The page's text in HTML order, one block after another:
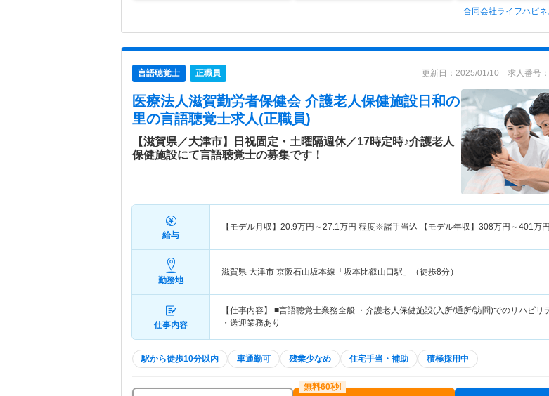
合同会社ライフハピ
言語聴覚士 正職員 更新日：2025/01/10 求人番号
医療法人滋賀勤労者保健会 介護老人保健施設日和の
里の言語聴覚士求人(正職員)
【滋賀県／大津市】日祝固定・土曜隔週休／17時定時♪介護老人
保健施設にて言語聴覚士の募集です！
給与
【モデル月収】 20.9万円～27.1万円 程度※諸手当込 【モデル年収】 308万円～401万円
勤務地
滋賀県 大津市 京阪石山坂本線「坂本比叡山口駅」（徒歩8分）
仕事内容
【仕事内容】 ■言語聴覚士業務全般 ・介護老人保健施設(入所/通所/訪問)でのリハビリ
・送迎業務あり
駅から徒歩10分以内 車通勤可 残業少なめ 住宅手当・補助 積極採用中